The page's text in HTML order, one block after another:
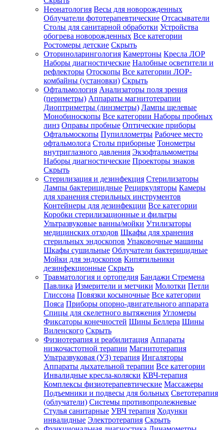
Неонатология Весы для новорожденных
Облучатели фототерапевтические Отсасыватели
Столы для санитарной обработки Устройства
обогрева новорожденных Все категории
Ростомеры детские Скрыть
Оториноларингология Камертоны Кресла ЛОР
Наборы диагностические Налобные осветители и
рефлекторы Отоскопы Все категории ЛОР-
комбайны (установки) Скрыть
Офтальмология Анализаторы поля зрения
(периметры) Аппараты магнитотерапии
Диоптриметры (линзметры) Лампы щелевые
Монобиноскопы Все категории Наборы пробных
линз Оправы пробные Оптические приборы
Офтальмоскопы Пупиллометры Рабочее место
офтальмолога Столы приборные Тонометры
внутриглазного давления Экзофтальмометры
Наборы диагностические Проекторы знаков
Скрыть
Стерилизация и дезинфекция Стерилизаторы
Лампы бактерицидные Рециркуляторы Камеры
для хранения стерильных инструментов
Контейнеры для дезинфекции Все категории
Коробки стерилизационные и фильтры
Ультразвуковые ванны/мойки Утилизаторы
медицинских отходов Шкафы для хранения
стерильных эндоскопов Упаковочные машины
Шкафы сушильные Облучатели бактерицидные
Мойки для эндоскопов Кипятильники
дезинфекционные Скрыть
Травматология и ортопедия Бандажи Стремена
Павлика Измерители и метчики Молотки Петли
Глиссона Повязки косыночные Все категории
Пояса Приборы опорно-двигательного аппарата
Спицы для скелетного вытяжения Угломеры
Фиксаторы конечностей Шины Беллера Шины
Виленского Скрыть
Физиотерапия и реабилитация Аппараты
низкочастотной терапии Магнитотерапия
Ультразвуковая (УЗ) терапия Ингаляторы
Аппараты дыхательной терапии Все категории
Инвалидные кресла-коляски КВЧ-терапия
Комплексы физиотерапевтические Массажеры
Подъемники и подвесы для больных Светотерапия
(облучатели) Системы противопролежневые
Стулья санитарные УВЧ терапия Ходунки
инвалидные Электротерапия Скрыть